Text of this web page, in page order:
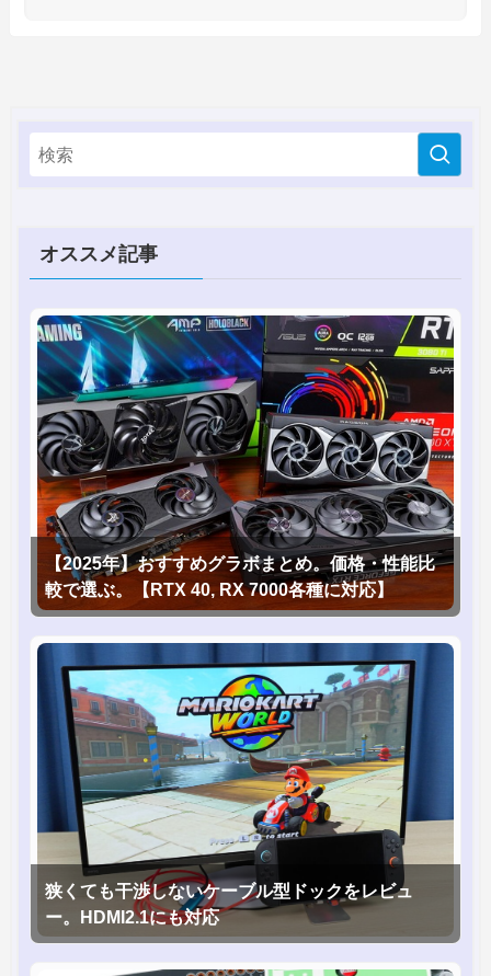
オススメ記事
【2025年】おすすめグラボまとめ。価格・性能比
較で選ぶ。【RTX 40, RX 7000各種に対応】
狭くても干渉しないケーブル型ドックをレビュ
ー。HDMI2.1にも対応